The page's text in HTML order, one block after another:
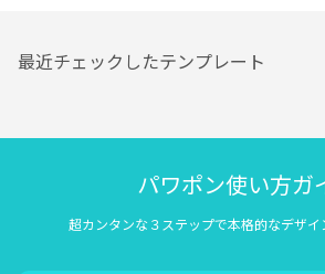
最近チェックしたテンプレート
パワポン使い方ガ
超カンタンな３ステップで本格的なデザイ